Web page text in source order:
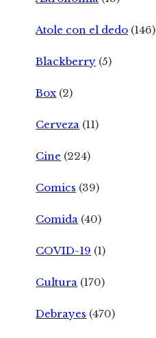
Atole con el dedo (146)
Blackberry (5)
Box (2)
Cerveza (11)
Cine (224)
Comics (39)
Comida (40)
COVID-19 (1)
Cultura (170)
Debrayes (470)